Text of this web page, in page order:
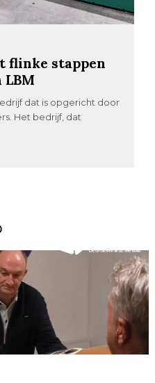
flinke stappen
LBM
dat is opgericht door
Het bedrijf, dat